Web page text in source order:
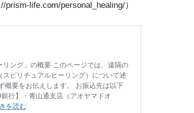
life.com/personal_healing/）